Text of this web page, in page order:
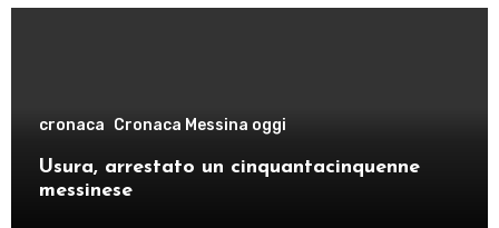
cronaca Cronaca Messina oggi
Usura, arrestato un cinquantacinquenne
messinese